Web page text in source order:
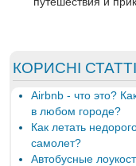
КОРИСНІ СТАТТІ
Airbnb - что это?
в любом городе?
Как летать
самолет?
Автобусные